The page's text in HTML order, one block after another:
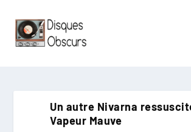
Un autre Nivarna
Vapeur Mauve